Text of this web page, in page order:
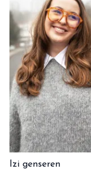
Izi genseren